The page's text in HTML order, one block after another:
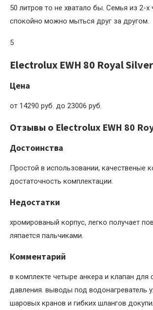
50 литров то не хватало бы. Семья из 2-х
спокойно можно мыться друг за другом.
5
Electrolux EWH 80 Royal Silver
Цена
от 14290 руб. до 23006 руб.
Отзывы о Electrolux EWH 80
Достоинства
Простой в использовании, качественые
достаточность комплектации.
Недостатки
хромированый корпус, легко получает
ляпается пальчиками.
Комментарий
в комплекте четыре анкера и клапан для
давления. выводы под водонагреватель
шаровых кранов и гибких шлангов